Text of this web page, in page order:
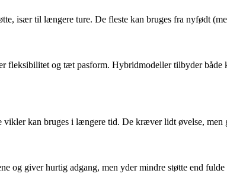
især til længere ture. De fleste kan bruges fra nyfødt
fleksibilitet og tæt pasform. Hybridmodeller tilbyder
kan bruges i længere tid. De kræver lidt øvelse,
og giver hurtig adgang, men yder mindre støtte end fulde